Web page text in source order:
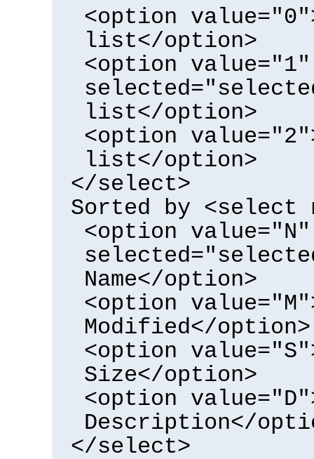
<option
list</option>
<option value="1"
list</option>
<option
list</option>
</select>
Sorted by <select
<option value="N"
Name</option>
<option
Modified</option>
<option
Size</option>
<option
Description</
</select>